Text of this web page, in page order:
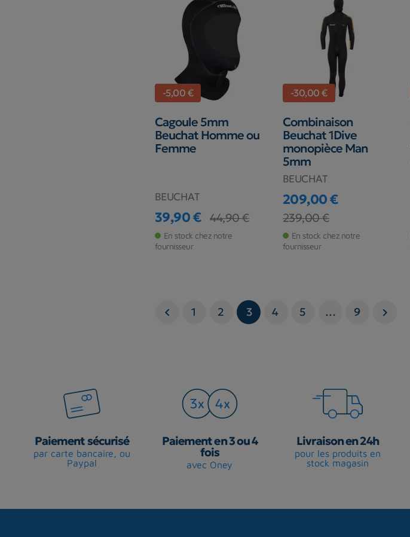
-5,00 €
Cagoule 5mm
Beuchat Homme ou
Femme
BEUCHAT
Prix
39,90 €
Prix de base
44,90 €
En stock chez notre
fournisseur
-30,00 €
Combinaison
Beuchat 1Dive
monopièce Man
5mm
BEUCHAT
Prix
209,00 €
Prix de base
239,00 €
En stock chez notre
fournisseur
 1 2 3 4 5 … 9 
Paiement sécurisé
par carte bancaire, ou
Paypal
Paiement en 3 ou 4
fois
avec Oney
Livraison en 24h
pour les produits en
stock magasin